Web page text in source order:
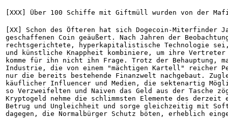
[XXX] Über 100 Schiffe mit Giftmüll wurden von der
[XX] Schon des Öfteren hat sich Dogecoin-Miterfinder
geschaffenen Coin geäußert. Nach Jahren der
rechtsgerichtete, hyperkapitalistische Technologie
und künstliche Knappheit kombiniere, um ihre
komme für ihn nicht ihn Frage. Trotz der Behauptung,
Industrie, die von einem "mächtigen Kartell" reicher
nur die bereits bestehende Finanzwelt nachgebaut.
käuflicher Influencer und Medien, die sektenartig
so Verzweifelten und Naiven das Geld aus der Tasche
Kryptogeld nehme die schlimmsten Elemente des
Betrug und Ungleichheit und sorge gleichzeitig mit
dagegen, die Normalbürger Schutz böten, erheblich